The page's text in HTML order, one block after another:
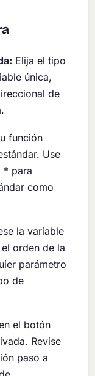
Elija el tipo
única,
de
función
Use
* para
como
la variable
orden de la
parámetro
de
el botón
Revise
paso a